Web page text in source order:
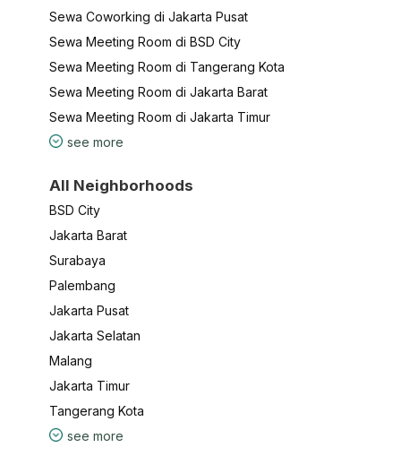
Sewa Coworking di Jakarta Pusat
Sewa Meeting Room di BSD City
Sewa Meeting Room di Tangerang Kota
Sewa Meeting Room di Jakarta Barat
Sewa Meeting Room di Jakarta Timur
see more
All Neighborhoods
BSD City
Jakarta Barat
Surabaya
Palembang
Jakarta Pusat
Jakarta Selatan
Malang
Jakarta Timur
Tangerang Kota
see more